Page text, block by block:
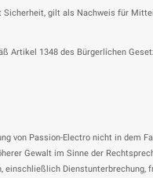
gilt als Nachweis für
Artikel 1348 des Bürgerlichen
von Passion-Electro nicht in dem
Gewalt im Sinne der
Dienstunterbrechung,